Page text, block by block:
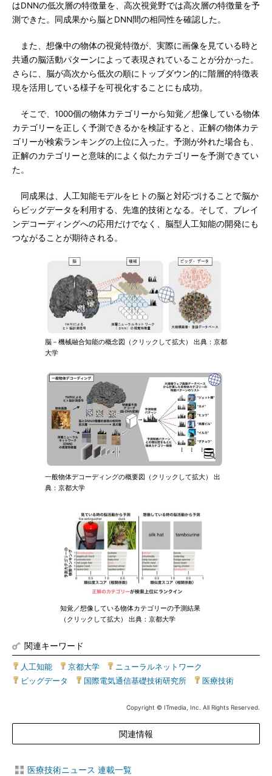
はDNNの低次層の特徴量を、高次視覚野では高次層の特徴量を予
測できた。同成果から脳とDNN間の相同性を確認した。
また、想像中の物体の視覚特徴が、実際に画像を見ている時と
共通の脳活動パターンによって表現されていることが分かった。
さらに、脳が高次から低次の順にトップダウン的に階層的特徴表
現を活用している様子を可視化することにも成功。
そこで、1000個の物体カテゴリーから知覚／想像している物体
カテゴリーを正しく予測できるかを検証すると、正解の物体カテ
ゴリーが検索ランキングの上位に入った。予測が外れた場合も、
正解のカテゴリーと意味的によく似たカテゴリーを予測できてい
た。
同成果は、人工知能モデルをヒトの脳と対応づけることで脳か
らビッグデータを利用する、先進的技術となる。そして、ブレイ
ンデコーディングへの応用だけでなく、脳型人工知能の開発にも
つながることが期待される。
脳－機械融合知能の概念図（クリックして拡大） 出典：京都
大学
一般物体デコーディングの概要図（クリックして拡大） 出
典：京都大学
知覚／想像している物体カテゴリーの予測結果
（クリックして拡大） 出典：京都大学
関連キーワード
人工知能 京都大学 ニューラルネットワーク
ビッグデータ
国際電気通信基礎技術研究所 医療技術
Copyright © ITmedia, Inc. All Rights Reserved.
関連情報
医療技術ニュース 連載一覧